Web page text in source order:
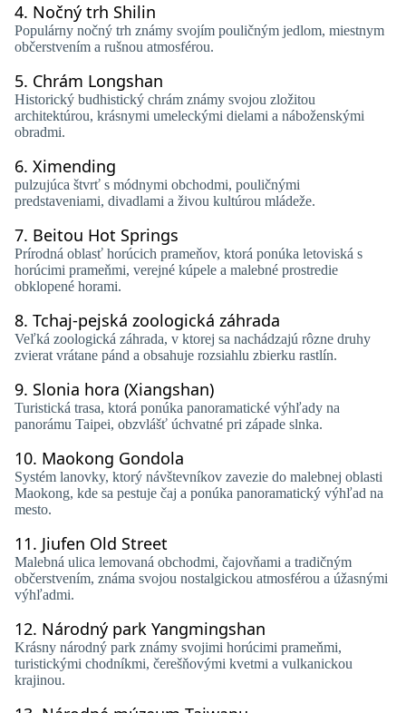
4. Nočný trh Shilin
Populárny nočný trh známy svojím pouličným jedlom, miestnym
občerstvením a rušnou atmosférou.
5. Chrám Longshan
Historický budhistický chrám známy svojou zložitou
architektúrou, krásnymi umeleckými dielami a náboženskými
obradmi.
6. Ximending
pulzujúca štvrť s módnymi obchodmi, pouličnými
predstaveniami, divadlami a živou kultúrou mládeže.
7. Beitou Hot Springs
Prírodná oblasť horúcich prameňov, ktorá ponúka letoviská s
horúcimi prameňmi, verejné kúpele a malebné prostredie
obklopené horami.
8. Tchaj-pejská zoologická záhrada
Veľká zoologická záhrada, v ktorej sa nachádzajú rôzne druhy
zvierat vrátane pánd a obsahuje rozsiahlu zbierku rastlín.
9. Slonia hora (Xiangshan)
Turistická trasa, ktorá ponúka panoramatické výhľady na
panorámu Taipei, obzvlášť úchvatné pri západe slnka.
10. Maokong Gondola
Systém lanovky, ktorý návštevníkov zavezie do malebnej oblasti
Maokong, kde sa pestuje čaj a ponúka panoramatický výhľad na
mesto.
11. Jiufen Old Street
Malebná ulica lemovaná obchodmi, čajovňami a tradičným
občerstvením, známa svojou nostalgickou atmosférou a úžasnými
výhľadmi.
12. Národný park Yangmingshan
Krásny národný park známy svojimi horúcimi prameňmi,
turistickými chodníkmi, čerešňovými kvetmi a vulkanickou
krajinou.